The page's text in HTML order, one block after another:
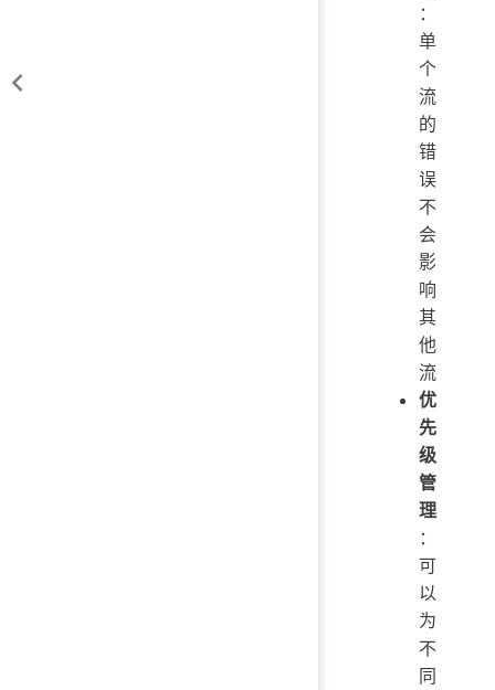
：
单
个
流
的
错
误
不
会
影
响
其
他
流
优
先
级
管
理
：
可
以
为
不
同